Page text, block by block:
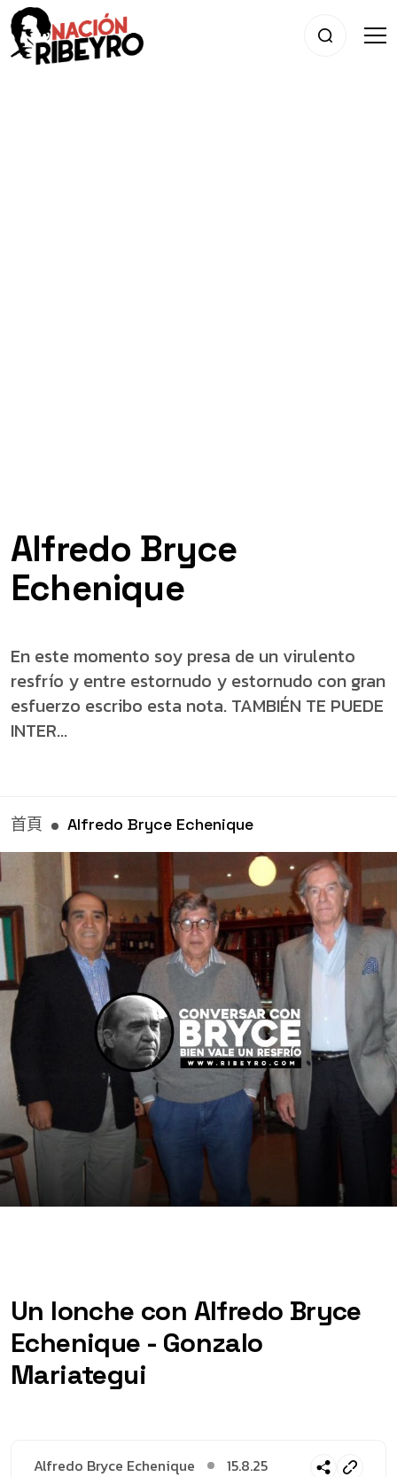
Alfredo Bryce
Echenique
En este momento soy presa de un virulento
resfrío y entre estornudo y estornudo con gran
esfuerzo escribo esta nota. TAMBIÉN TE PUEDE
INTER...
首頁 Alfredo Bryce Echenique
Un lonche con Alfredo Bryce
Echenique - Gonzalo
Mariategui
Alfredo Bryce Echenique 15.8.25